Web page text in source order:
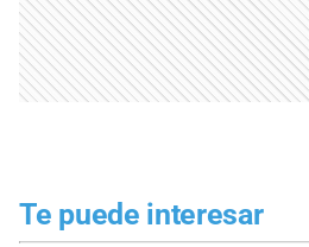
Te puede interesar